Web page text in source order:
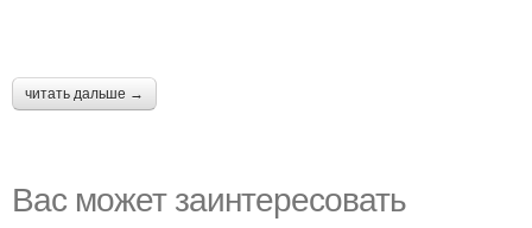
читать дальше →
Вас может заинтересовать